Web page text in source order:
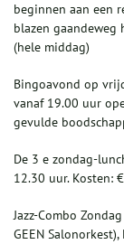
beginnen aan een
blazen gaandeweg
(hele middag)
Bingoavond op
vanaf 19.00 uur
gevulde
De 3 e zondag-
12.30 uur. Kosten:
Jazz-Combo
GEEN